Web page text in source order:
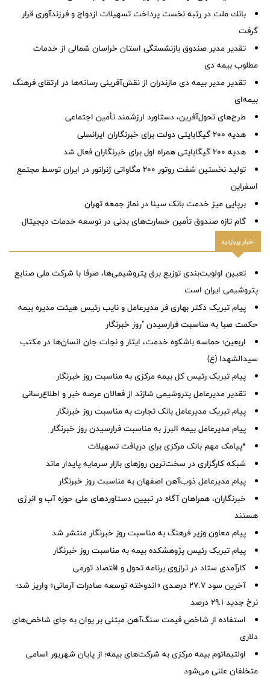
بانك ملت در رتبه نخست پرداخت تسهیلات ازدواج و فرزندآوری قرار
گرفت
تقدیر مدیر صندوق بازنشستگی استان خراسان شمالی از خدمات
مطلوب بیمه دی
تقدیر مدیر بیمه دی مازندران از نقش‌آفرینی رسانه‌ها در ارتقای فرهنگ
بیمه‌ای
طرح‌های تحول‌آفرین، دستاورد ارزشمند تأمین اجتماعی
هدیه ۲۰۰ گیگابایتی دولت برای خبرنگاران ایرانسلی
هدیه ۲۰۰ گیگابایتی همراه اول برای خبرنگاران فعال شد
تولید نخستین شفت روتور ۲۰۰ مگاواتی ژنراتور در ایران توسط مجتمع
اسفراین
برپایی میز خدمت بانک سینا در نماز جمعه تهران
گام تازه صندوق تأمین خسارت‌های بدنی در توسعه خدمات دیجیتال
اخبار پربازدید
تعیین اولویت‌بندی توزیع برق پتروشیمی‌ها، صرفا با شرکت ملی صنایع
پتروشیمی ایران است
پیام تبریک دکتر بهاری فر مدیرعامل و نایب رئیس هیئت مدیره بیمه
حکمت صبا به مناسبت فرارسیدن "روز خبرنگار
اربعین؛ حماسه باشکوه خدمت، ایثار و نجات جان انسان‌ها در مکتب
سیدالشهدا (ع)
پیام تبریک رئیس کل بیمه مرکزی به مناسبت روز خبرنگار
تقدیر مدیرعامل پتروشیمی شازند از فعالان عرصه خبر و اطلاع‌رسانی
پیام تبریک مدیرعامل بانک تجارت به مناسبت روز خبرنگار
پیام مدیرعامل بیمه البرز به مناسبت فرارسیدن روز خبرنگار
*پیامک مهم بانک مرکزی برای دریافت تسهیلات
شبکه کارگزاری در سخت‌ترین روزهای بازار سرمایه پایدار ماند
پیام مدیرعامل ذوب‌آهن اصفهان به مناسبت روز خبرنگار
خبرنگاران، همراهان آگاه در تبیین دستاوردهای ملی حوزه آب و انرژی
هستند
پیام معاون وزیر فرهنگ به مناسبت روز خبرنگار منتشر شد
پیام تبریک رئیس پژوهشکده بیمه به مناسبت روز خبرنگار
کارآمدی ستاد در ترازوی برنامه تحول و اقتصاد تورمی
آخرین سود ۲۷.۷ درصدی «اندوخته توسعه صادرات آرمانی» واریز شد؛
نرخ جدید ۲۹.۱ درصد
استفاده از شاخص قیمت سنگ‌آهن مبتنی بر یوان به جای شاخص‌های
دلاری
اولتیماتوم بیمه مرکزی به شرکت‌های بیمه؛ از پایان شهریور اسامی
متخلفان علنی می‌شود